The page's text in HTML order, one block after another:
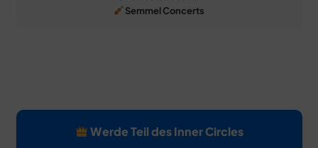
Semmel Concerts
Werde Teil des Inner Circles